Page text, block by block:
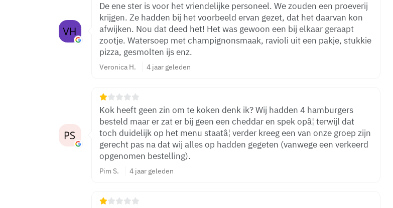
De ene ster is voor het vriendelijke personeel. We zouden een proeverij
krijgen. Ze hadden bij het voorbeeld ervan gezet, dat het daarvan kon
afwijken. Nou dat deed het! Het was gewoon een bij elkaar geraapt
zootje. Watersoep met champignonsmaak, ravioli uit een pakje, stukkie
pizza, gesmolten ijs enz.
Veronica H. 4 jaar geleden
Kok heeft geen zin om te koken denk ik? Wij hadden 4 hamburgers
besteld maar er zat er bij geen een cheddar en spek opâ¦ terwijl dat
toch duidelijk op het menu staatâ¦ verder kreeg een van onze groep zijn
gerecht pas na dat wij alles op hadden gegeten (vanwege een verkeerd
opgenomen bestelling).
Pim S. 4 jaar geleden